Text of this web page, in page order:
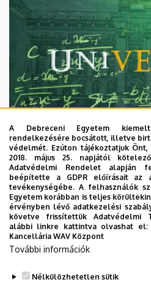
2026. augusztus 7.
Univerzum: A
titkos receptjei
KUTATÁS TUDOMÁNY
A Debreceni Egyetem
rendelkezésére bocsátott, illetve
védelmét. Ezúton tájékoztatjuk
2018. május 25. napjától
Adatvédelmi Rendelet alapján
beépítette a GDPR előírásait az
tevékenységébe. A felhasználók
Egyetem korábban is teljes
érvényben lévő adatkezelési
követve frissítettük Adatvédelmi
alábbi linkre kattintva olvashat
Kancellária WAV Központ
További információk
Nélkülözhetetlen sütik